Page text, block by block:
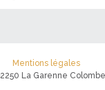
Mentions légales
La Garenne